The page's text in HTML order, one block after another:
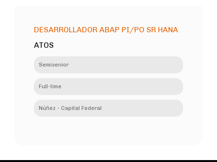
DESARROLLADOR ABAP PI/PO SR HANA
ATOS
Semisenior
Full-time
Núñez - Capital Federal